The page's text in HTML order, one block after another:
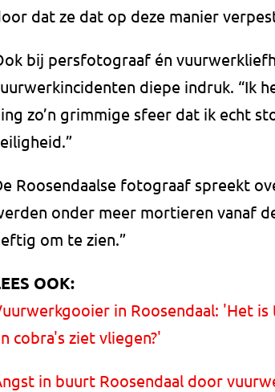
dat ze dat op deze manier
bij persfotograaf én
diepe indruk. “Ik
zo’n grimmige sfeer dat ik echt
Roosendaalse fotograaf spreekt
onder meer mortieren vanaf
om te zien.”
OOK:
in Roosendaal: 'Het
cobra's ziet vliegen?'
in buurt Roosendaal door